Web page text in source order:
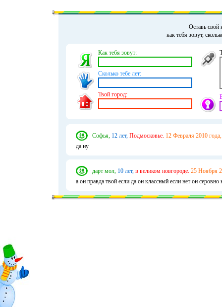
Оставь свой
как тебя зовут,
Как тебя зовут:
Сколько тебе лет:
Твой город:
Софья, 12 лет, Подмосковье. 12 Февраля 2010 года,
да ну
дарт мол, 10 лет, в великом новгороде. 25 Ноября
а он правда твой если да он классный если нет он серовно